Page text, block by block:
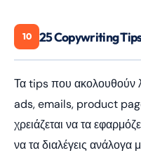
10 25 Copywriting
Τα tips που ακολουθούν
ads, emails, product
χρειάζεται να τα
να τα διαλέγεις ανάλογα
Digital
Answers
- πώς θα